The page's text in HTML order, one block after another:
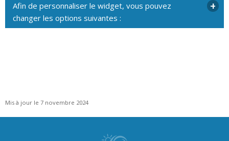
Afin de personnaliser le widget, vous pouvez
changer les options suivantes :
Mis à jour le 7 novembre 2024